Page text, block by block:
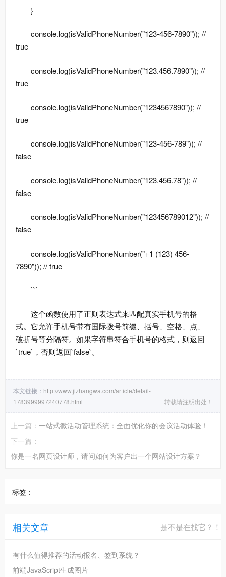
}
console.log(isValidPhoneNumber("123-456-7890")); //
true
console.log(isValidPhoneNumber("123.456.7890")); //
true
console.log(isValidPhoneNumber("1234567890")); //
true
console.log(isValidPhoneNumber("123-456-789")); //
false
console.log(isValidPhoneNumber("123.456.78")); //
false
console.log(isValidPhoneNumber("123456789012")); //
false
console.log(isValidPhoneNumber("+1 (123) 456-
7890")); // true
```
这个函数使用了正则表达式来匹配真实手机号的格
式。它允许手机号带有国际拨号前缀、括号、空格、点、
破折号等分隔符。如果字符串符合手机号的格式，则返回
`true`，否则返回`false`。
本文链接： http://www.jizhangwa.com/article/detail-
1783999997240778.html
转载请注明出处！
上一篇： 一站式微活动管理系统：全面优化你的会议活动体验！
下一篇：
你是一名网页设计师，请问如何为客户出一个网站设计方案？
标签：
相关文章 是不是在找它？！
有什么值得推荐的活动报名、签到系统？
前端JavaScript生成图片